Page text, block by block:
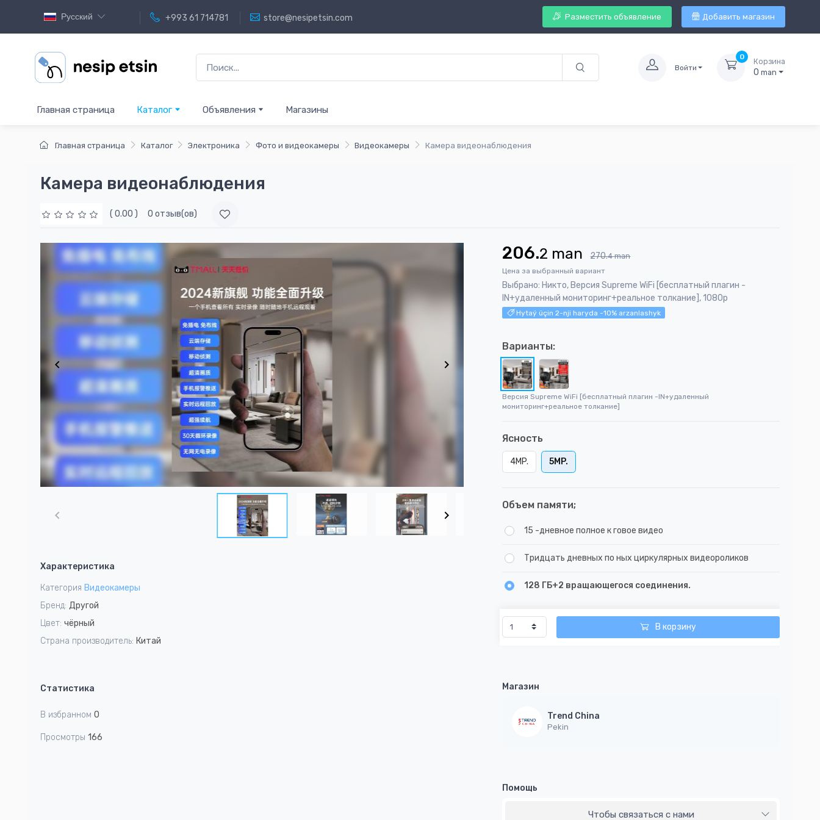
Русский +993 61 714781 store@nesipetsin.com Разместить объявление Добавить магазин
Войти
0
Корзина
0 man
Главная страница Каталог Объявления Магазины
Главная страница Каталог Электроника Фото и видеокамеры Видеокамеры Камера видеонаблюдения
Камера видеонаблюдения
( 0.00 ) 0 отзыв(ов)
5
Характеристика
Категория Видеокамеры
Бренд: Другой
Цвет: чёрный
Страна производитель: Китай
Статистика
В избранном 0
Просмотры 166
206.2 man 270.4 man
Цена за выбранный вариант
Выбрано: Никто, Версия Supreme WiFi [бесплатный плагин -
IN+удаленный мониторинг+реальное толкание], 1080p
Hytaý üçin 2-nji haryda -10% arzanlashyk
Варианты:
Версия Supreme WiFi [бесплатный плагин -IN+удаленный
мониторинг+реальное толкание]
Ясность
4MP. 5MP.
Объем памяти;
15 -дневное полное к говое видео
Тридцать дневных по ных циркулярных видеороликов
128 ГБ+2 вращающегося соединения.
В корзину
Магазин
Trend China
Pekin
Помощь
Чтобы связаться с нами